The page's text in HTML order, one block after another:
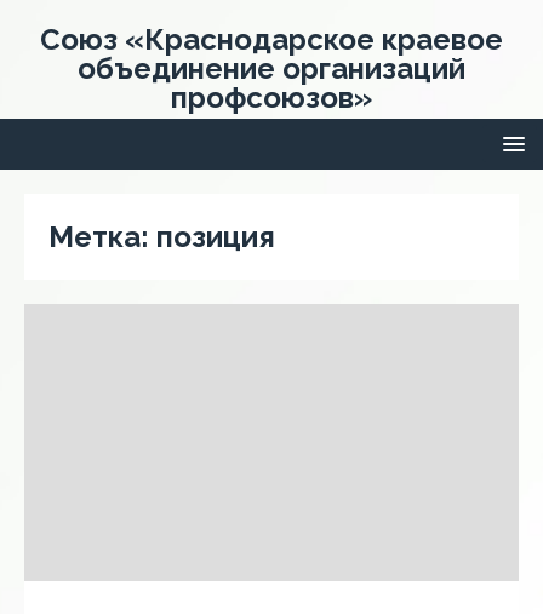
Союз «Краснодарское краевое
объединение организаций
профсоюзов»
Метка: позиция